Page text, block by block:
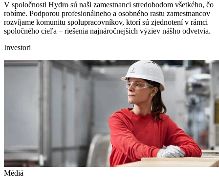
V spoločnosti Hydro sú naši zamestnanci stredobodom všetkého, čo
robíme. Podporou profesionálneho a osobného rastu zamestnancov
rozvíjame komunitu spolupracovníkov, ktorí sú zjednotení v rámci
spoločného cieľa – riešenia najnáročnejších výziev nášho odvetvia.
Investori
Médiá